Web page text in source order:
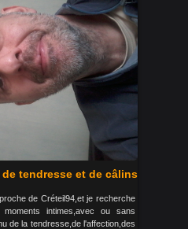
tendresse et de câlins
de Créteil94,et je recherche
intimes,avec ou sans
de la tendresse,de l'affection,des